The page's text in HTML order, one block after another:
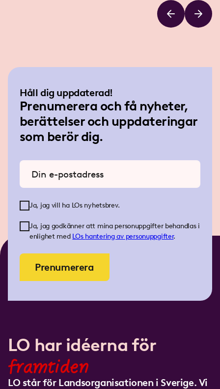
Håll dig uppdaterad!
Prenumerera och få nyheter,
berättelser och uppdateringar
som berör dig.
Ange din e-postadress
Ja, jag vill ha LOs nyhetsbrev.
Ja, jag godkänner att mina personuppgifter behandlas i
enlighet med LOs hantering av personuppgifter.
Prenumerera
LO har idéerna för
framtiden
LO står för Landsorganisationen i Sverige. Vi